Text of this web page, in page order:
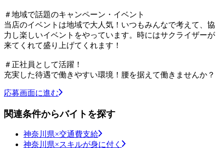
＃地域で話題のキャンペーン・イベント
当店のイベントは地域で大人気！いつもみんなで考えて、協
力し楽しいイベントをやっています。時にはサクライザーが
来てくれて盛り上げてくれます！
＃正社員として活躍！
充実した待遇で働きやすい環境！腰を据えて働きませんか？
応募画面に進む
関連条件からバイトを探す
神奈川県×交通費支給
神奈川県×スキルが身に付く